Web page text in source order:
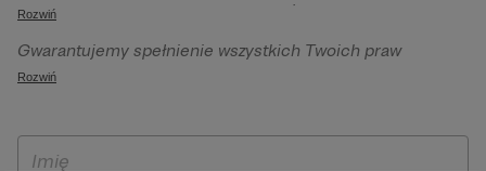
sp. z o.o. z siedziba w Warszawie, ul. Żwirki i Wigury 16, 02-
092 Warszawa. Twoje dane osobowe będą przetwarzane w
szczególności w celu wykonania umowy zawartej z Tobą, w
Patronite.pl, w tym możliwości dokonywania oraz
Rozwiń
Gwarantujemy spełnienie wszystkich Twoich praw
wynikających z ogólnego rozporządzenia o ochronie
ich przenoszenia, niepodlegania zautomatyzowanemu
Rozwiń